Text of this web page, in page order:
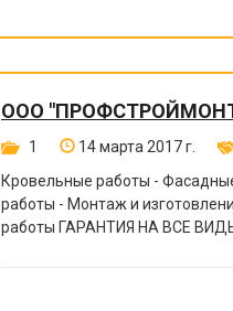
ООО
1 14 марта 2017 г.
Кровельные работы -
работы - Монтаж и
работы ГАРАНТИЯ НА ВСЕ